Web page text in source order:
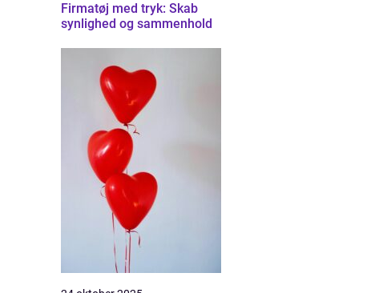
Firmatøj med tryk: Skab
synlighed og sammenhold